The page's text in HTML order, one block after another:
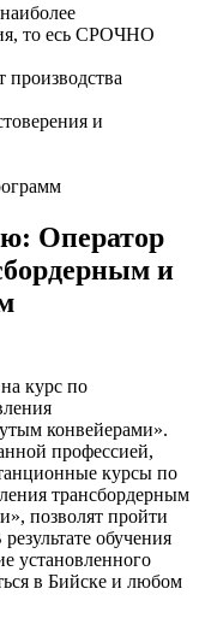
то есь СРОЧНО
производства
и
Оператор
и
курс по
конвейерами».
профессией,
курсы по
трансбордерным
позволят пройти
обучения
установленного
в Бийске и любом